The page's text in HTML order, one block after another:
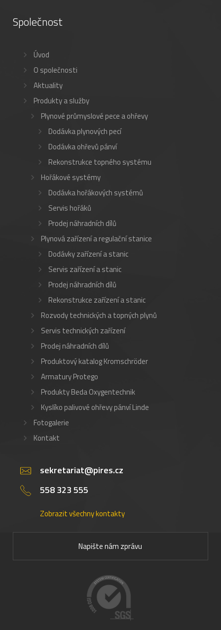
Společnost
Úvod
O společnosti
Aktuality
Produkty a služby
Plynové průmyslové pece a ohřevy
Dodávka plynových pecí
Dodávka ohřevů pánví
Rekonstrukce topného systému
Hořákové systémy
Dodávka hořákových systémů
Servis hořáků
Prodej náhradních dílů
Plynová zařízení a regulační stanice
Dodávky zařízení a stanic
Servis zařízení a stanic
Prodej náhradních dílů
Rekonstrukce zařízení a stanic
Rozvody technických a topných plynů
Servis technických zařízení
Prodej náhradních dílů
Produktový katalog Kromschröder
Armatury Protego
Produkty Beda Oxygentechnik
Kyslíko palivové ohřevy pánví Linde
Fotogalerie
Kontakt
sekretariat@pires.cz
558 323 555
Zobrazit všechny kontakty
Napište nám zprávu